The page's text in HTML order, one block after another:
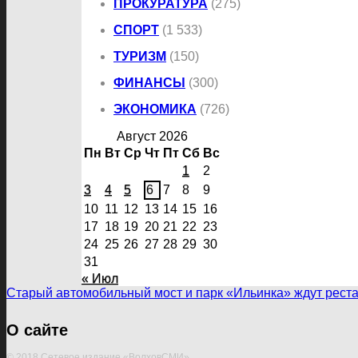
ПРОКУРАТУРА (275)
СПОРТ (1 533)
ТУРИЗМ (150)
ФИНАНСЫ (300)
ЭКОНОМИКА (726)
Август 2026
Пн Вт Ср Чт Пт Сб Вс
1
2
3
4 5 6 7 8
9
10 11 12 13 14 15 16
17 18 19 20 21 22 23
24 25 26 27 28 29 30
31
« Июл
Старый автомобильный мост и парк «Ильинка» ждут
О сайте